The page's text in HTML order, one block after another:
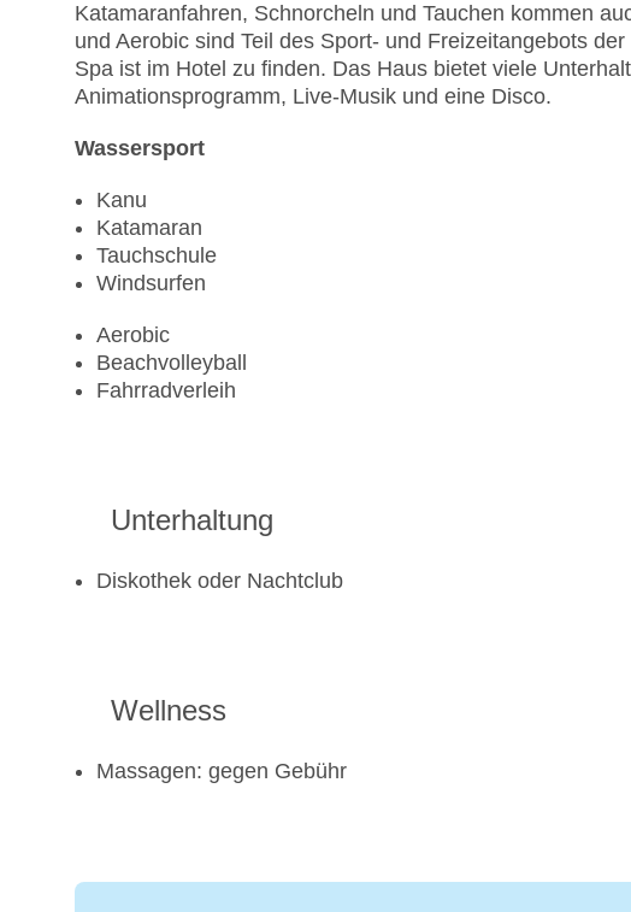
Katamaranfahren, Schnorcheln und Tauchen kommen
und Aerobic sind Teil des Sport- und Freizeitangebots
Spa ist im Hotel zu finden. Das Haus bietet viele
Animationsprogramm, Live-Musik und eine Disco.
Wassersport
Kanu
Katamaran
Tauchschule
Windsurfen
Aerobic
Beachvolleyball
Fahrradverleih
Unterhaltung
Diskothek oder Nachtclub
Wellness
Massagen: gegen Gebühr